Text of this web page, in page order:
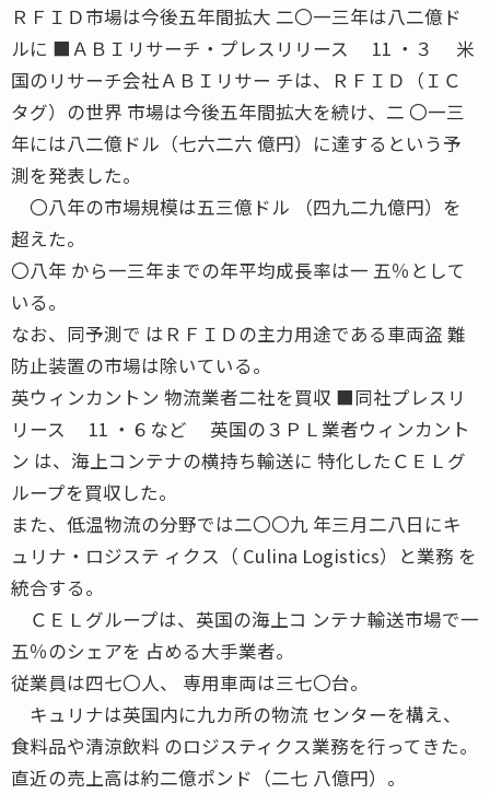
ＲＦＩＤ市場は今後五年間拡大 二〇一三年は八二億ド
ルに ■ＡＢＩリサーチ・プレスリリース 11 ・３ 米
国のリサーチ会社ＡＢＩリサー チは、ＲＦＩＤ（ＩＣ
タグ）の世界 市場は今後五年間拡大を続け、二 〇一三
年には八二億ドル（七六二六 億円）に達するという予
測を発表した。
〇八年の市場規模は五三億ドル （四九二九億円）を
超えた。
〇八年 から一三年までの年平均成長率は一 五％として
いる。
なお、同予測で はＲＦＩＤの主力用途である車両盗 難
防止装置の市場は除いている。
英ウィンカントン 物流業者二社を買収 ■同社プレスリ
リース 11 ・６など 英国の３ＰＬ業者ウィンカント
ン は、海上コンテナの横持ち輸送に 特化したＣＥＬグ
ループを買収した。
また、低温物流の分野では二〇〇九 年三月二八日にキ
ュリナ・ロジステ ィクス（ Culina Logistics）と業務 を
統合する。
ＣＥＬグループは、英国の海上コ ンテナ輸送市場で一
五％のシェアを 占める大手業者。
従業員は四七〇人、 専用車両は三七〇台。
キュリナは英国内に九カ所の物流 センターを構え、
食料品や清涼飲料 のロジスティクス業務を行ってきた。
直近の売上高は約二億ポンド（二七 八億円）。